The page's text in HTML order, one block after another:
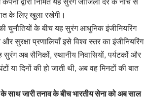
के लिए खुला रखेगी।
चुनौतियों के बीच यह सुरंग आधुनिक इंजीनियरिंग
सुरक्षा प्रणालियाँ इसे विश्व स्तर का इंजीनियरिंग
सुरंग अब सैनिकों, स्थानीय निवासियों, पर्यटकों और
या दिनों की हो जाती थी, अब वह मिनटों की बात
के साथ जारी तनाव के बीच भारतीय सेना को अब साल